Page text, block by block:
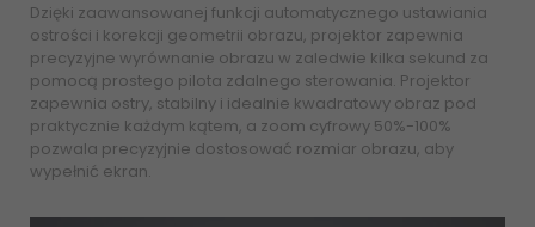
Dzięki zaawansowanej funkcji automatycznego ustawiania
ostrości i korekcji geometrii obrazu, projektor zapewnia
precyzyjne wyrównanie obrazu w zaledwie kilka sekund za
pomocą prostego pilota zdalnego sterowania. Projektor
zapewnia ostry, stabilny i idealnie kwadratowy obraz pod
praktycznie każdym kątem, a zoom cyfrowy 50%-100%
pozwala precyzyjnie dostosować rozmiar obrazu, aby
wypełnić ekran.